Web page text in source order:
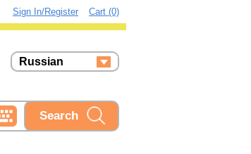
Cart (0)
Sign In/Register
Russian
Ukrainian